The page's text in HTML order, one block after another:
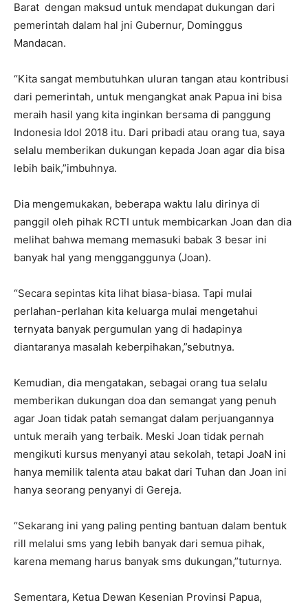
Barat dengan maksud untuk mendapat dukungan dari
pemerintah dalam hal jni Gubernur, Dominggus
Mandacan.
“Kita sangat membutuhkan uluran tangan atau kontribusi
dari pemerintah, untuk mengangkat anak Papua ini bisa
meraih hasil yang kita inginkan bersama di panggung
Indonesia Idol 2018 itu. Dari pribadi atau orang tua, saya
selalu memberikan dukungan kepada Joan agar dia bisa
lebih baik,”imbuhnya.
Dia mengemukakan, beberapa waktu lalu dirinya di
panggil oleh pihak RCTI untuk membicarkan Joan dan dia
melihat bahwa memang memasuki babak 3 besar ini
banyak hal yang mengganggunya (Joan).
“Secara sepintas kita lihat biasa-biasa. Tapi mulai
perlahan-perlahan kita keluarga mulai mengetahui
ternyata banyak pergumulan yang di hadapinya
diantaranya masalah keberpihakan,”sebutnya.
Kemudian, dia mengatakan, sebagai orang tua selalu
memberikan dukungan doa dan semangat yang penuh
agar Joan tidak patah semangat dalam perjuangannya
untuk meraih yang terbaik. Meski Joan tidak pernah
mengikuti kursus menyanyi atau sekolah, tetapi JoaN ini
hanya memilik talenta atau bakat dari Tuhan dan Joan ini
hanya seorang penyanyi di Gereja.
“Sekarang ini yang paling penting bantuan dalam bentuk
rill melalui sms yang lebih banyak dari semua pihak,
karena memang harus banyak sms dukungan,”tuturnya.
Sementara, Ketua Dewan Kesenian Provinsi Papua,